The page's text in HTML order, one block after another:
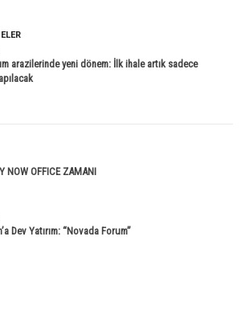
arazilerinde yeni dönem: İlk ihale artık sadece
NOW OFFICE ZAMANI
Dev Yatırım: “Novada Forum”